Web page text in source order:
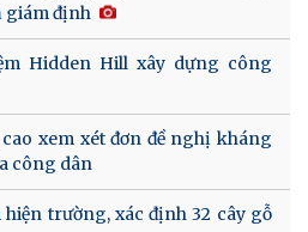
giám định
Hidden Hill xây dựng công
xem xét đơn đề nghị kháng
công dân
trường, xác định 32 cây gỗ